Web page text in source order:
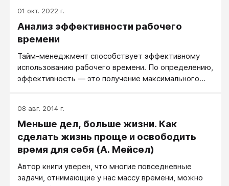
01 окт. 2022 г.
Анализ эффективности рабочего
времени
Тайм-менеджмент способствует эффективному
использованию рабочего времени. По определению,
эффективность — это получение максимального
зависит от того, какая конкретная задача
поставлена руководством. Кроме того, тут всегда
возможна игра для людей разного уровня
08 авг. 2014 г.
Меньше дел, больше жизни. Как
сделать жизнь проще и освободить
время для себя (А. Мейсел)
Автор книги уверен, что многие повседневные
задачи, отнимающие у нас массу времени, можно